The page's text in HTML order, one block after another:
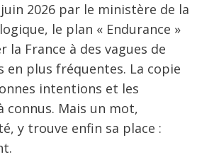
2026 par le ministère de la
le plan « Endurance »
la France à des vagues de
en plus fréquentes. La copie
intentions et les
connus. Mais un mot,
y trouve enfin sa place :